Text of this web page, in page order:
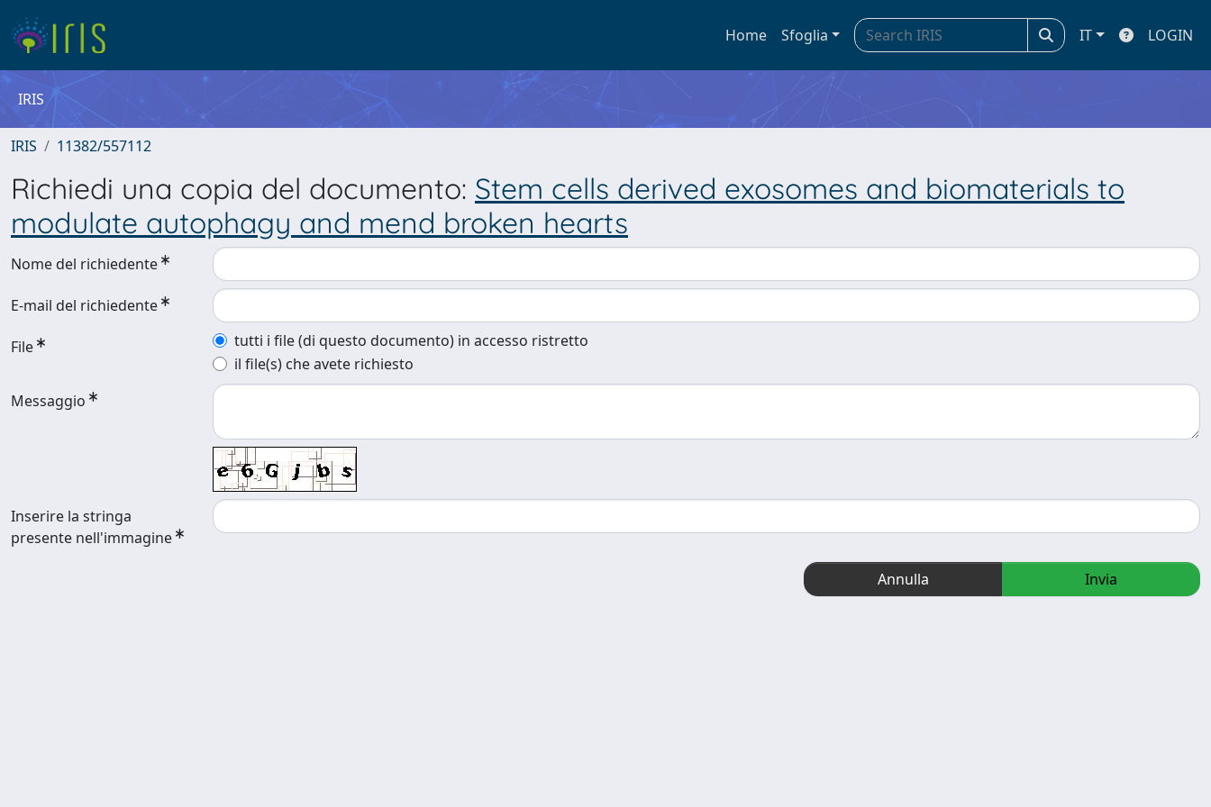
Home Sfoglia IT LOGIN
IRIS
IRIS 11382/557112
Richiedi una copia del documento: Stem cells derived exosomes and biomaterials to
modulate autophagy and mend broken hearts
Nome del richiedente
E-mail del richiedente
File
tutti i file (di questo documento) in accesso ristretto
il file(s) che avete richiesto
Messaggio
Inserire la stringa
presente nell'immagine
Annulla Invia